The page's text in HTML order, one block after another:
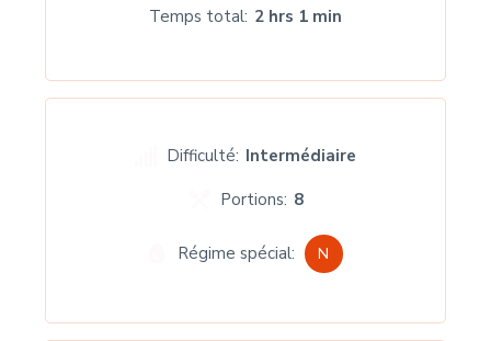
Temps total 2 hrs 1 min
Difficulté: Intermédiaire
Portions: 8
Régime spécial: N